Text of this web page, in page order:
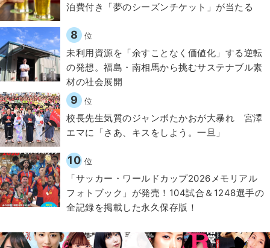
泊費付き「夢のシーズンチケット」が当たる
8 位
​​未利用資源を「余すことなく価値化」する逆転
の発想。福島・南相馬から挑むサステナブル素
材の社会展開​
9 位
校長先生気質のジャンボたかおが大暴れ 宮澤
エマに「さあ、キスをしよう。一旦」
10 位
「サッカー・ワールドカップ2026メモリアル
フォトブック」が発売！104試合＆1248選手の
全記録を掲載した永久保存版！